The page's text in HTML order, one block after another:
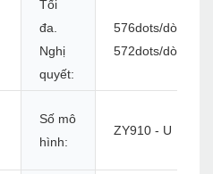
Tối
đa.
Nghị
quyết:
576dots/dòng
572dots/dòng
Số mô
hình:
ZY910 - U